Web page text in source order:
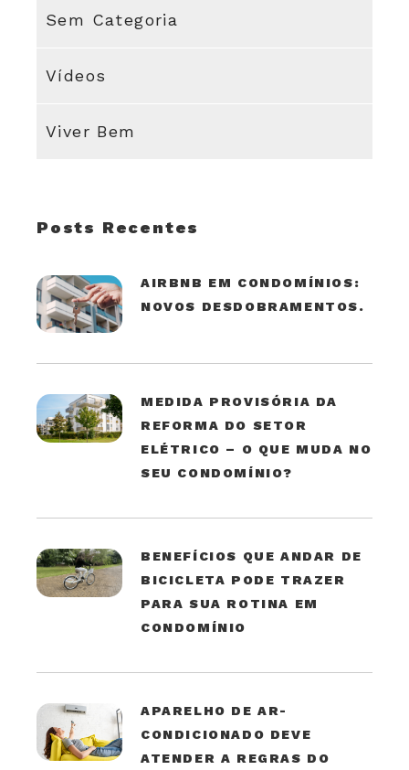
Sem Categoria
Vídeos
Viver Bem
Posts Recentes
AIRBNB EM CONDOMÍNIOS:
NOVOS DESDOBRAMENTOS.
MEDIDA PROVISÓRIA DA
REFORMA DO SETOR
ELÉTRICO – O QUE MUDA NO
SEU CONDOMÍNIO?
BENEFÍCIOS QUE ANDAR DE
BICICLETA PODE TRAZER
PARA SUA ROTINA EM
CONDOMÍNIO
APARELHO DE AR-
CONDICIONADO DEVE
ATENDER A REGRAS DO